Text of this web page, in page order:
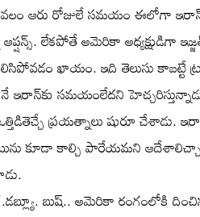
ఆరు రోజులే సమయం ఈలోగా
ఆప్షన్స్. లేకపోతే అమెరికా అధ్యక్షుడిగా
ఖాయం. ఇది తెలుసు కాబట్టే
ఇరాన్‌కు సమయంలేదని
ప్రయత్నాలు షురూ చేశాడు.
కూడా కాల్చి పారేయమని
బుష్‌.. అమెరికా రంగంలోకి